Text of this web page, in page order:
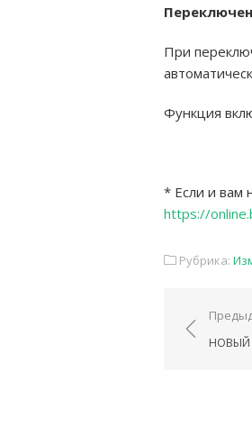
При
Функция
* Если и вам
https://
Рубрика:
НОВЫЙ